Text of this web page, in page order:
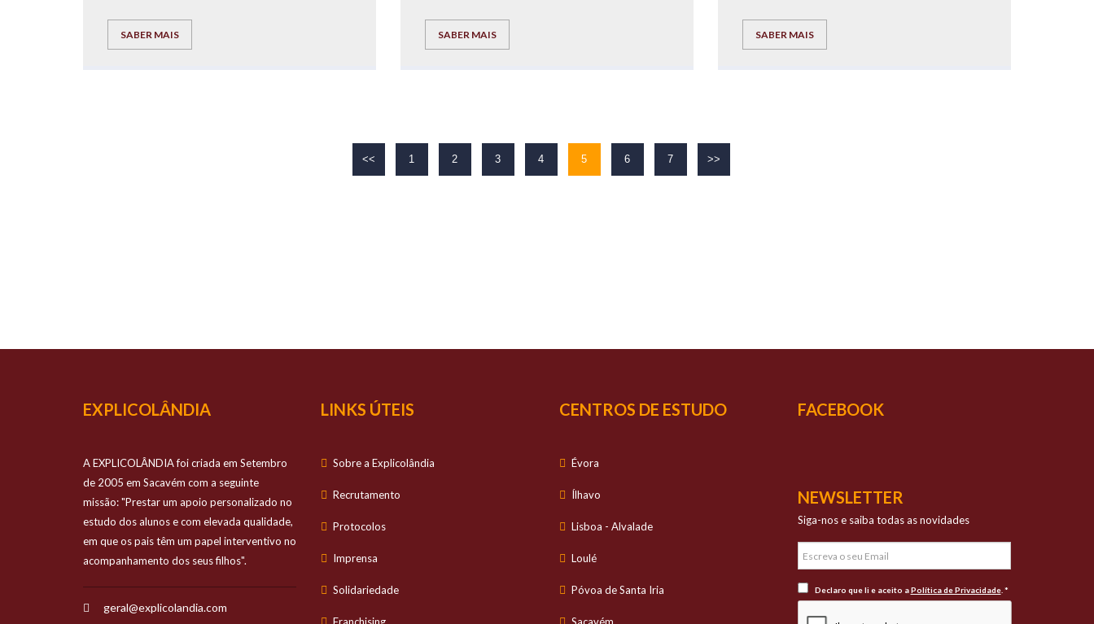
3 cabazes de Natal.
SABER MAIS
de um Ataque de Nervos”, “Este ano vais ser o
SABER MAIS SABER MAIS
<< 1 2 3 4 5 6 7 >>
EXPLICOLÂNDIA
A EXPLICOLÂNDIA foi criada em Setembro
de 2005 em Sacavém com a seguinte
missão: "Prestar um apoio personalizado no
estudo dos alunos e com elevada qualidade,
em que os pais têm um papel interventivo no
acompanhamento dos seus filhos".
geral@explicolandia.com
LINKS ÚTEIS
Sobre a Explicolândia
Recrutamento
Protocolos
Imprensa
Solidariedade
CENTROS DE ESTUDO
Évora
Ílhavo
Lisboa - Alvalade
Loulé
Póvoa de Santa Iria
FACEBOOK
NEWSLETTER
Siga-nos e saiba todas as novidades
Declaro que li e aceito aPolítica de Privacidade. *